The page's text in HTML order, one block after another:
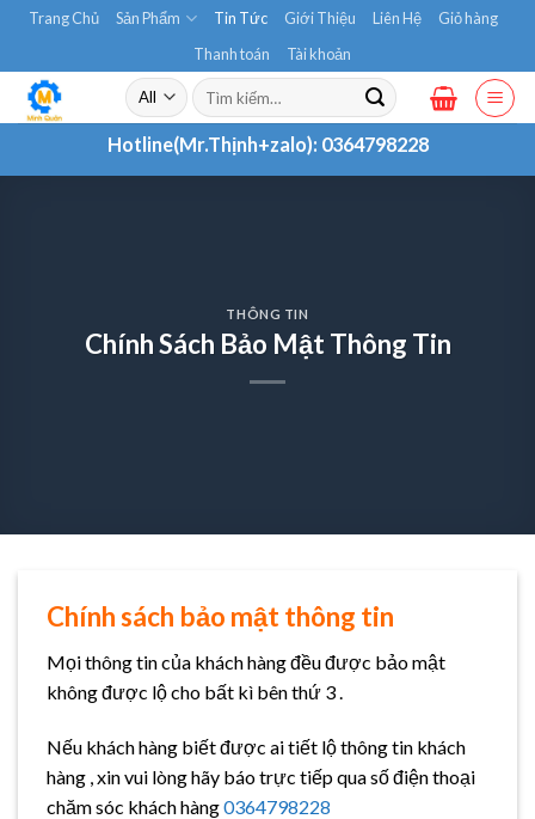
Skip
content
Trang Chủ Sản Phẩm Tin Tức Giới Thiệu Liên Hệ
Giỏ hàng
Thanh toán
Tài khoản
Tìm
kiếm:
Hotline(Mr.Thịnh+zalo): 0364798228
THÔNG TIN
Chính Sách Bảo Mật Thông Tin
Chính sách bảo mật thông tin
Mọi thông tin của khách hàng đều được bảo mật
không được lộ cho bất kì bên thứ 3 .
Nếu khách hàng biết được ai tiết lộ thông tin khách
hàng , xin vui lòng hãy báo trực tiếp qua số điện thoại
chăm sóc khách hàng0364798228